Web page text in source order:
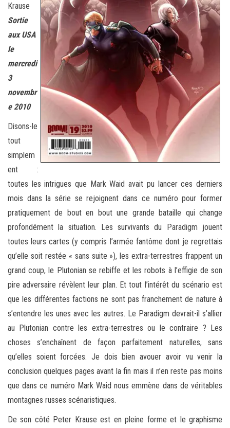
Krause
Sortie
aux USA
le
mercredi
3
novembr
e 2010
Disons-le
tout
simplem
ent :
toutes les intrigues que Mark Waid avait pu lancer ces derniers
mois dans la série se rejoignent dans ce numéro pour former
pratiquement de bout en bout une grande bataille qui change
profondément la situation. Les survivants du Paradigm jouent
toutes leurs cartes (y compris l’armée fantôme dont je regrettais
qu’elle soit restée « sans suite »), les extra-terrestres frappent un
grand coup, le Plutonian se rebiffe et les robots à l’effigie de son
pire adversaire révèlent leur plan. Et tout l’intérêt du scénario est
que les différentes factions ne sont pas franchement de nature à
s’entendre les unes avec les autres. Le Paradigm devrait-il s’allier
au Plutonian contre les extra-terrestres ou le contraire ? Les
choses s’enchaînent de façon parfaitement naturelles, sans
qu’elles soient forcées. Je dois bien avouer avoir vu venir la
conclusion quelques pages avant la fin mais il n’en reste pas moins
que dans ce numéro Mark Waid nous emmène dans de véritables
montagnes russes scénaristiques.
De son côté Peter Krause est en pleine forme et le graphisme